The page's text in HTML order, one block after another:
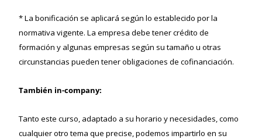
* La bonificación se aplicará según lo establecido por la
normativa vigente. La empresa debe tener crédito de
formación y algunas empresas según su tamaño u otras
circunstancias pueden tener obligaciones de cofinanciación.
También in-company:
Tanto este curso, adaptado a su horario y necesidades, como
cualquier otro tema que precise, podemos impartirlo en su